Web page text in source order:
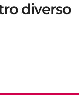
diverso